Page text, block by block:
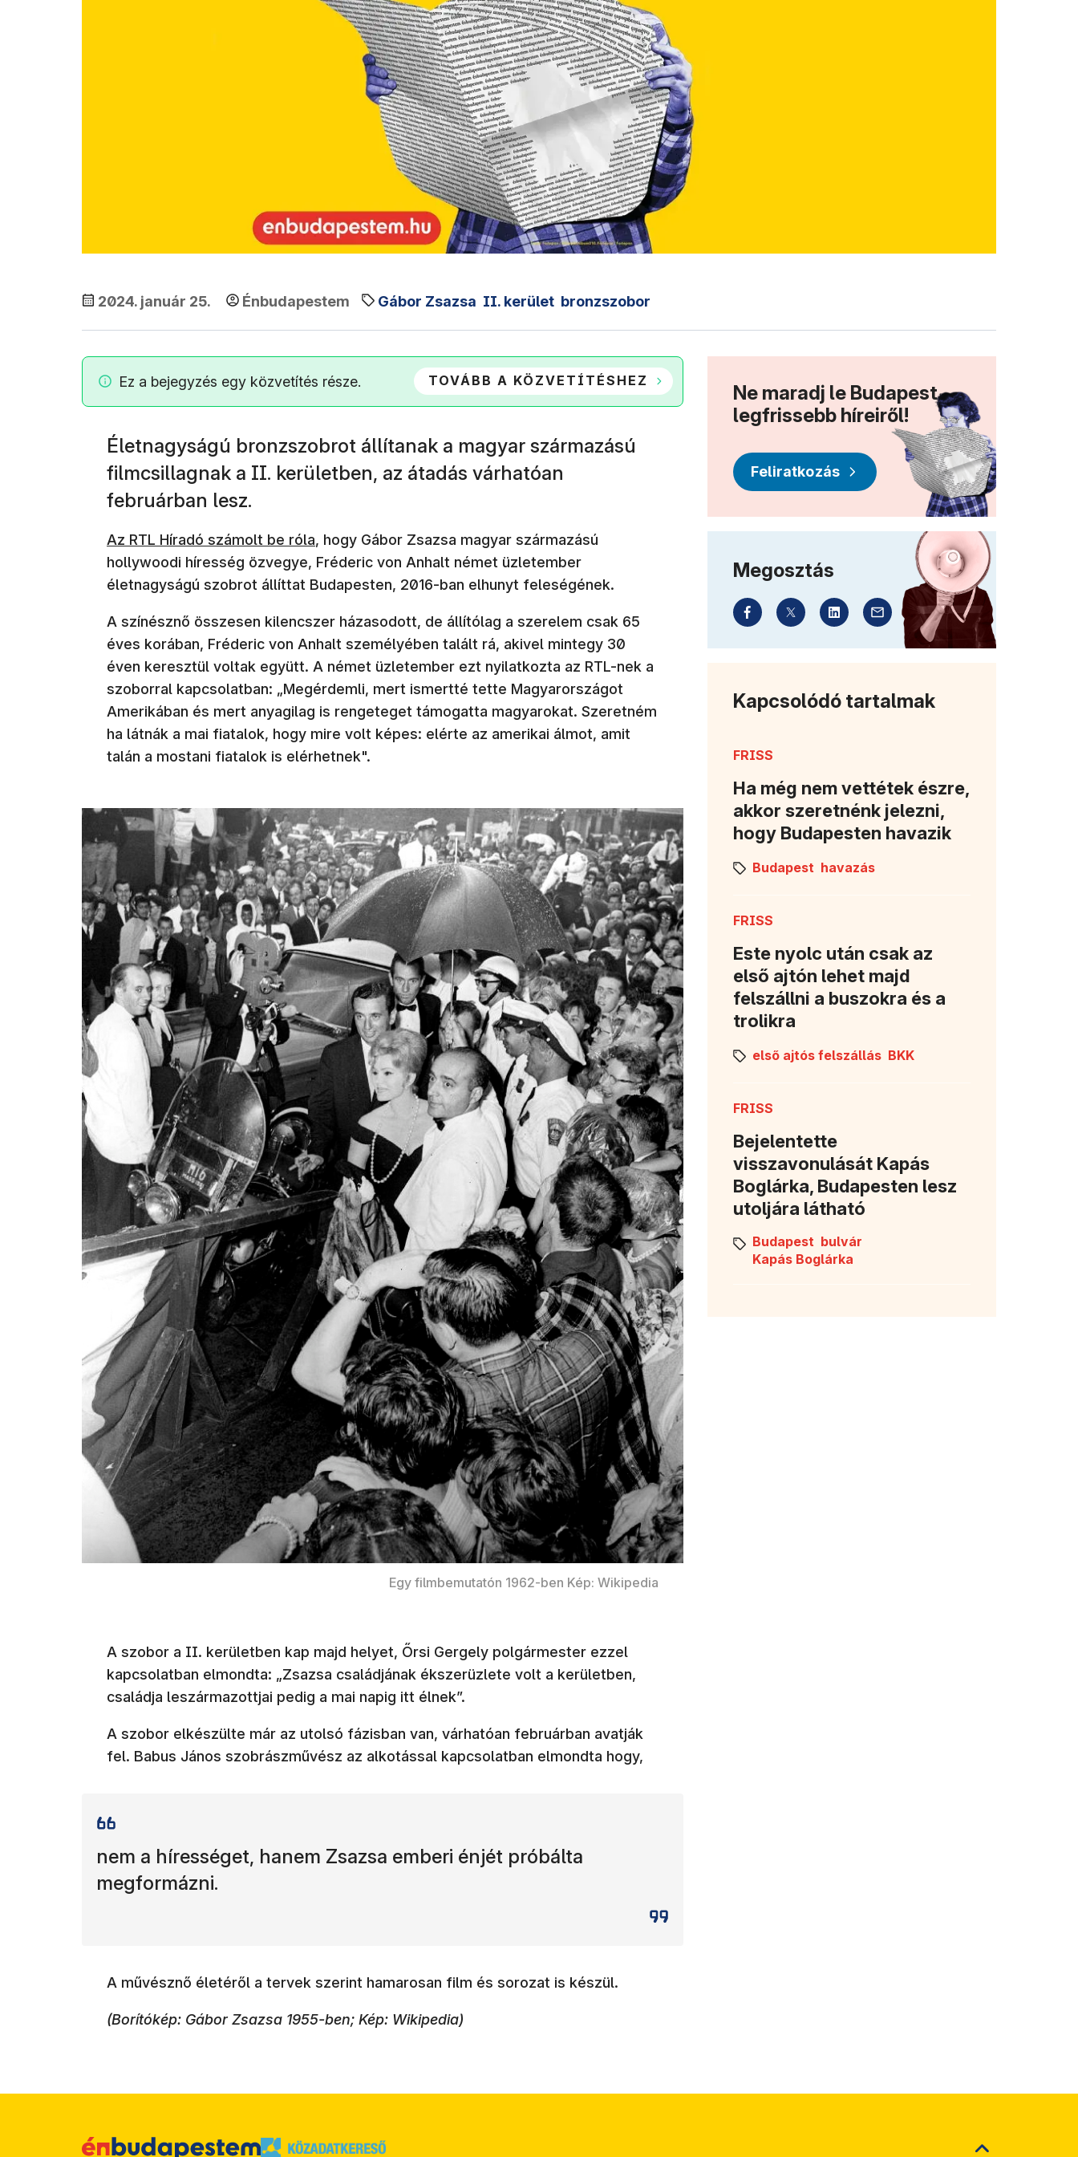
2024. január 25. Énbudapestem Gábor Zsazsa II. kerület bronzszobor
Ez a bejegyzés egy közvetítés része. TOVÁBB A KÖZVETÍTÉSHEZ
Életnagyságú bronzszobrot állítanak a magyar származású
filmcsillagnak a II. kerületben, az átadás várhatóan
februárban lesz.
Az RTL Híradó számolt be róla, hogy Gábor Zsazsa magyar származású
hollywoodi híresség özvegye, Fréderic von Anhalt német üzletember
életnagyságú szobrot állíttat Budapesten, 2016-ban elhunyt feleségének.
A színésznő összesen kilencszer házasodott, de állítólag a szerelem csak 65
éves korában, Fréderic von Anhalt személyében talált rá, akivel mintegy 30
éven keresztül voltak együtt. A német üzletember ezt nyilatkozta az RTL-nek a
szoborral kapcsolatban: „Megérdemli, mert ismertté tette Magyarországot
Amerikában és mert anyagilag is rengeteget támogatta magyarokat. Szeretném
ha látnák a mai fiatalok, hogy mire volt képes: elérte az amerikai álmot, amit
talán a mostani fiatalok is elérhetnek".
Egy filmbemutatón 1962-ben Kép: Wikipedia
A szobor a II. kerületben kap majd helyet, Őrsi Gergely polgármester ezzel
kapcsolatban elmondta: „Zsazsa családjának ékszerüzlete volt a kerületben,
családja leszármazottjai pedig a mai napig itt élnek”.
A szobor elkészülte már az utolsó fázisban van, várhatóan februárban avatják
fel. Babus János szobrászművész az alkotással kapcsolatban elmondta hogy,
nem a hírességet, hanem Zsazsa emberi énjét próbálta
megformázni.
A művésznő életéről a tervek szerint hamarosan film és sorozat is készül.
(Borítókép: Gábor Zsazsa 1955-ben; Kép: Wikipedia)
Ne maradj le Budapest
legfrissebb híreiről!
Feliratkozás
Megosztás
Kapcsolódó tartalmak
FRISS
Ha még nem vettétek észre,
akkor szeretnénk jelezni,
hogy Budapesten havazik
Budapest havazás
FRISS
Este nyolc után csak az
első ajtón lehet majd
felszállni a buszokra és a
trolikra
első ajtós felszállás BKK
FRISS
Bejelentette
visszavonulását Kapás
Boglárka, Budapesten lesz
utoljára látható
Budapest bulvár
Kapás Boglárka